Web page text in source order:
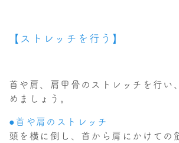
【ストレッチを行う】
首や肩、肩甲骨のストレッチを行い
めましょう。
●首や肩のストレッチ
頭を横に倒し、首から肩にかけての